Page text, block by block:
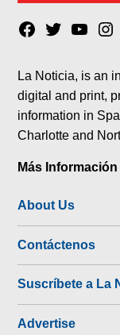
Facebook
TwitterYouTube
La Noticia, is an
digital and print,
information in
Charlotte and
Más Información
About Us
Contáctenos
Suscríbete a La
Advertise